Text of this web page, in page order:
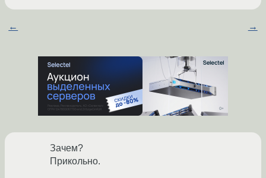
← →
Зачем?
Прикольно.